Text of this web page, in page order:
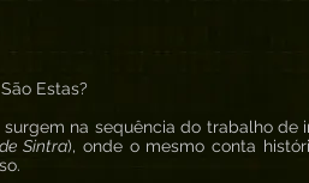
Estas?
na sequência do trabalho de
Sintra), onde o mesmo conta